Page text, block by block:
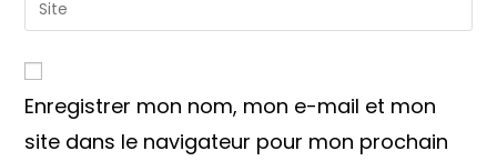
to
comment
address
l’URL
votre
site
(facultatif)
Enregistrer mon nom, mon e-mail et mon
site dans le navigateur pour mon prochain